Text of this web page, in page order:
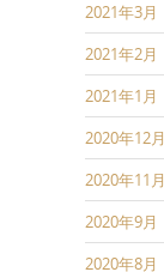
2021年3月
2021年2月
2021年1月
2020年12月
2020年11月
2020年9月
2020年8月